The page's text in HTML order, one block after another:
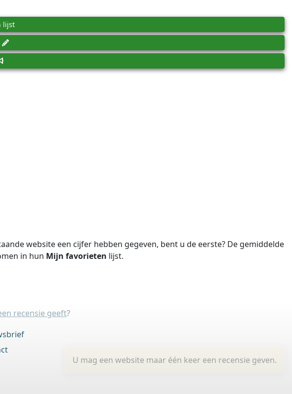
lijst
website een cijfer hebben gegeven, bent u de eerste? De gemiddelde
in hun Mijn favorieten lijst.
recensie geeft?
U mag een website maar één keer een recensie geven.